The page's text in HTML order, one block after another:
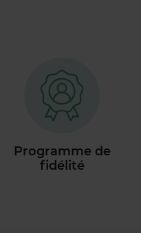
Programme de
fidélité